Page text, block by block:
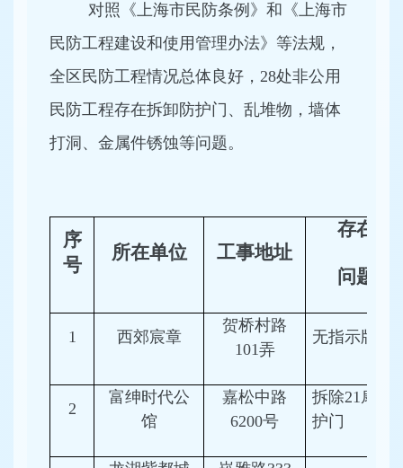
对照《上海市民防条例》和《上海市
民防工程建设和使用管理办法》等法规，
全区民防工程情况总体良好，28处非公用
民防工程存在拆卸防护门、乱堆物，墙体
打洞、金属件锈蚀等问题。
序
号
所在单位 工事地址
存在
问题
1 西郊宸章
贺桥村路
101弄
无指示牌
2
富绅时代公
馆
嘉松中路
6200号
拆除21扇防
护门